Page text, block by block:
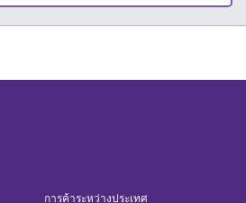
การค้าระหว่างประเทศ